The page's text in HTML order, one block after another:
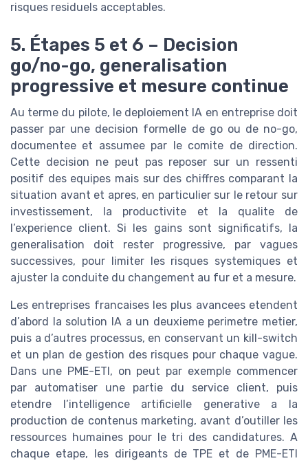
risques residuels acceptables.
5. Étapes 5 et 6 – Decision
go/no-go, generalisation
progressive et mesure continue
Au terme du pilote, le deploiement IA en entreprise doit
passer par une decision formelle de go ou de no-go,
documentee et assumee par le comite de direction.
Cette decision ne peut pas reposer sur un ressenti
positif des equipes mais sur des chiffres comparant la
situation avant et apres, en particulier sur le retour sur
investissement, la productivite et la qualite de
l’experience client. Si les gains sont significatifs, la
generalisation doit rester progressive, par vagues
successives, pour limiter les risques systemiques et
ajuster la conduite du changement au fur et a mesure.
Les entreprises francaises les plus avancees etendent
d’abord la solution IA a un deuxieme perimetre metier,
puis a d’autres processus, en conservant un kill-switch
et un plan de gestion des risques pour chaque vague.
Dans une PME-ETI, on peut par exemple commencer
par automatiser une partie du service client, puis
etendre l’intelligence artificielle generative a la
production de contenus marketing, avant d’outiller les
ressources humaines pour le tri des candidatures. A
chaque etape, les dirigeants de TPE et de PME-ETI